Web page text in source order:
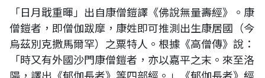
「日月戢重暉」出自康僧鎧譯《佛說無量壽經》。康
僧鎧者，即僧伽跋摩，康姓即可推測出生康居國（今
烏茲別克撒馬爾罕）之粟特人。根據《高僧傳》說：
「時又有外國沙門康僧鎧者，亦以嘉平之末。來至洛